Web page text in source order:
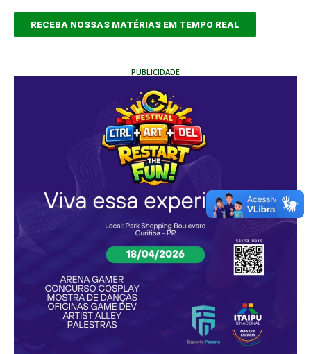
RECEBA NOSSAS MATÉRIAS EM TEMPO REAL
PUBLICIDADE